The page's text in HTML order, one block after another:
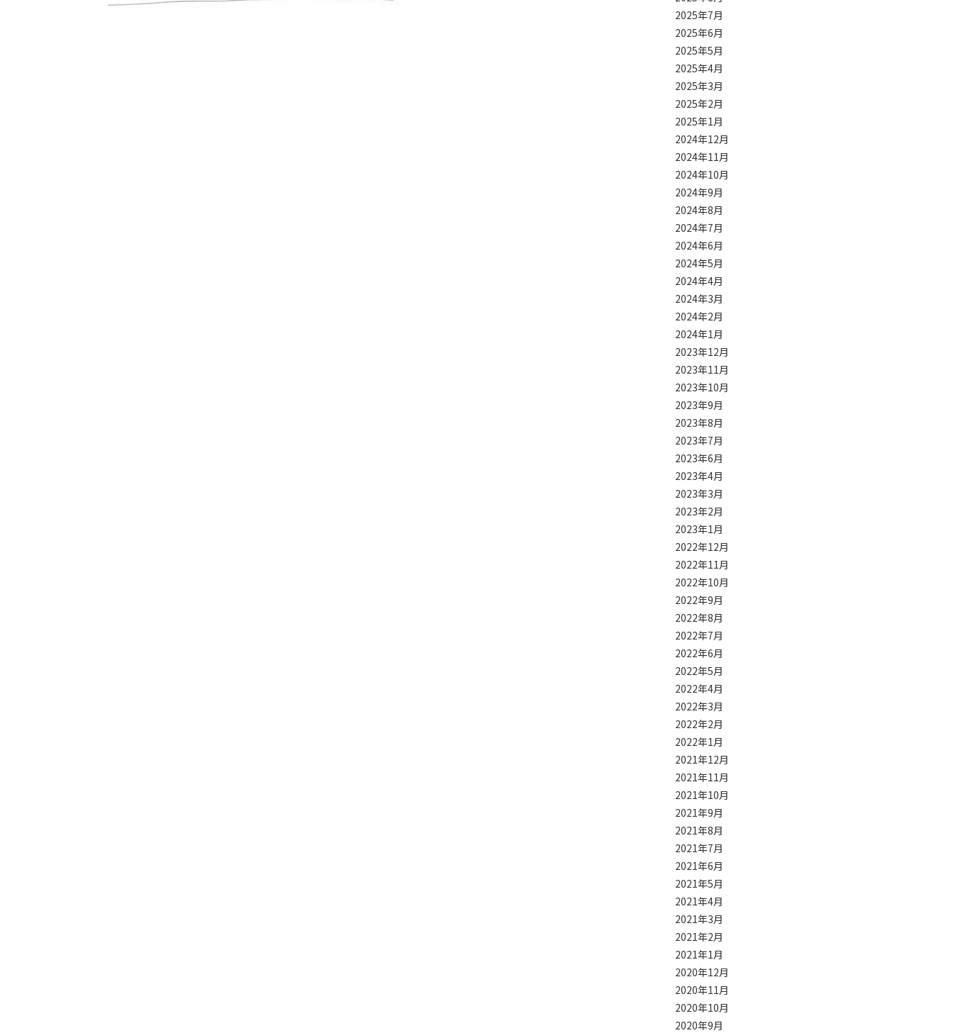
2025年7月
2025年6月
2025年5月
2025年4月
2025年3月
2025年2月
2025年1月
2024年12月
2024年11月
2024年10月
2024年9月
2024年8月
2024年7月
2024年6月
2024年5月
2024年4月
2024年3月
2024年2月
2024年1月
2023年12月
2023年11月
2023年10月
2023年9月
2023年8月
2023年7月
2023年6月
2023年4月
2023年3月
2023年2月
2023年1月
2022年12月
2022年11月
2022年10月
2022年9月
2022年8月
2022年7月
2022年6月
2022年5月
2022年4月
2022年3月
2022年2月
2022年1月
2021年12月
2021年11月
2021年10月
2021年9月
2021年8月
2021年7月
2021年6月
2021年5月
2021年4月
2021年3月
2021年2月
2021年1月
2020年12月
2020年11月
2020年10月
2020年9月